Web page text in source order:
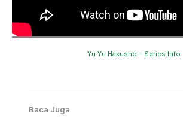
Yu Yu Hakusho – Series Info
Baca Juga